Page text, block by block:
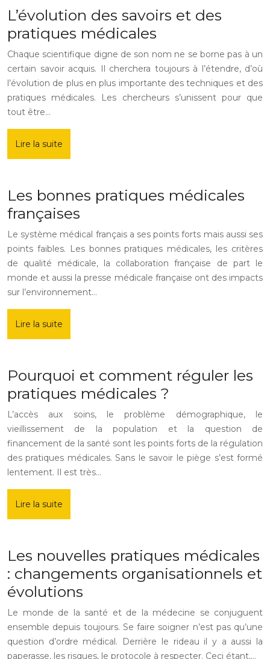
L’évolution des savoirs et des
pratiques médicales
Chaque scientifique digne de son nom ne se borne pas à un
certain savoir acquis. Il cherchera toujours à l’étendre, d’où
l’évolution de plus en plus importante des techniques et des
pratiques médicales. Les chercheurs s’unissent pour que
tout être…
Lire la suite
Les bonnes pratiques médicales
françaises
Le système médical français a ses points forts mais aussi ses
points faibles. Les bonnes pratiques médicales, les critères
de qualité médicale, la collaboration française de part le
monde et aussi la presse médicale française ont des impacts
sur l’environnement…
Lire la suite
Pourquoi et comment réguler les
pratiques médicales ?
L’accès aux soins, le problème démographique, le
vieillissement de la population et la question de
financement de la santé sont les points forts de la régulation
des pratiques médicales. Sans le savoir le piège s’est formé
lentement. Il est très…
Lire la suite
Les nouvelles pratiques médicales
: changements organisationnels et
évolutions
Le monde de la santé et de la médecine se conjuguent
ensemble depuis toujours. Se faire soigner n’est pas qu’une
question d’ordre médical. Derrière le rideau il y a aussi la
paperasse, les risques, le protocole à respecter. Ceci étant,…